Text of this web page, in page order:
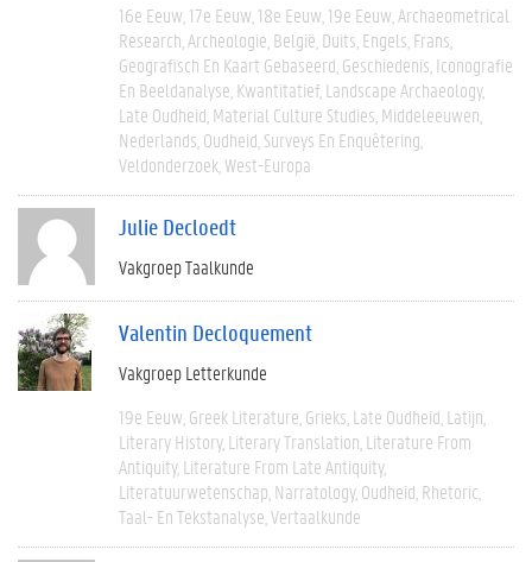
16e Eeuw 17e Eeuw 18e Eeuw 19e Eeuw Archaeometrical
Research Archeologie België Duits Engels Frans
Geografisch En Kaart Gebaseerd Geschiedenis Iconografie
En Beeldanalyse Kwantitatief Landscape Archaeology
Late Oudheid Material Culture Studies Middeleeuwen
Nederlands Oudheid Surveys En Enquêtering
Veldonderzoek West-Europa
Julie Decloedt
Vakgroep Taalkunde
Valentin Decloquement
Vakgroep Letterkunde
19e Eeuw Greek Literature Grieks Late Oudheid Latijn
Literary History Literary Translation Literature From
Antiquity Literature From Late Antiquity
Literatuurwetenschap Narratology Oudheid Rhetoric
Taal- En Tekstanalyse Vertaalkunde